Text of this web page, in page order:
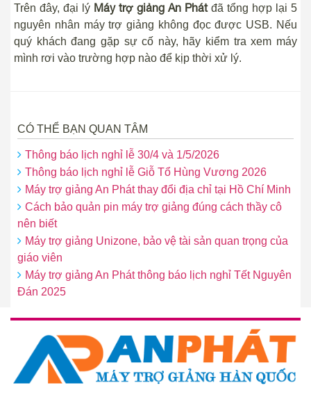
Trên đây, đại lý Máy trợ giảng An Phátđã tổng hợp lại 5
nguyên nhân máy trợ giảng không đọc được USB. Nếu
quý khách đang gặp sự cố này, hãy kiểm tra xem máy
mình rơi vào trường hợp nào để kịp thời xử lý.
CÓ THỂ BẠN QUAN TÂM
Thông báo lịch nghỉ lễ 30/4 và 1/5/2026
Thông báo lịch nghỉ lễ Giỗ Tổ Hùng Vương 2026
Máy trợ giảng An Phát thay đổi địa chỉ tại Hồ Chí Minh
Cách bảo quản pin máy trợ giảng đúng cách thầy cô
nên biết
Máy trợ giảng Unizone, bảo vệ tài sản quan trọng của
giáo viên
Máy trợ giảng An Phát thông báo lịch nghỉ Tết Nguyên
Đán 2025